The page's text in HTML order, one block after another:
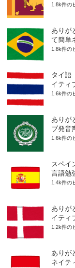
1.8k件の
ありが
て簡単
1.8k件の
タイ語
イティ
1.6k件の
ありが
ブ発音
1.6k件の
スペイ
言語勉
1.4k件の
ありが
イティ
1.2k件の
ありが
ネイテ